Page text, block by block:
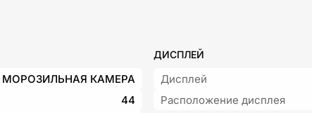
МОРОЗИЛЬНАЯ КАМЕРА
44
ДИСПЛЕЙ
Дисплей
Расположение дисплея